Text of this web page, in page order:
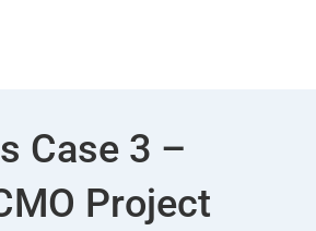
Case 3 –
Project